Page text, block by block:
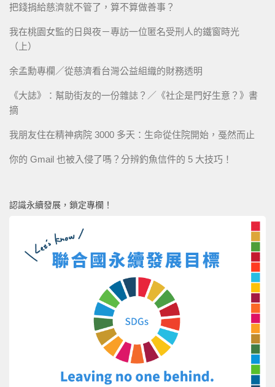
把錢捐給慈濟就不管了，算不算做善事？
我在桃園女監的日與夜－專訪一位匿名受刑人的鐵窗時光
（上）
余孟勳專欄／從慈濟看台灣公益組織的財務透明
《大誌》：幫助街友的一份雜誌？／《社企是門好生意？》書
摘
我朋友住在精神病院 3000 多天：生命從住院開始，戞然而止
你的 Gmail 也被入侵了嗎？分辨釣魚信件的 5 大技巧！
認識永續發展，鎖定專欄！